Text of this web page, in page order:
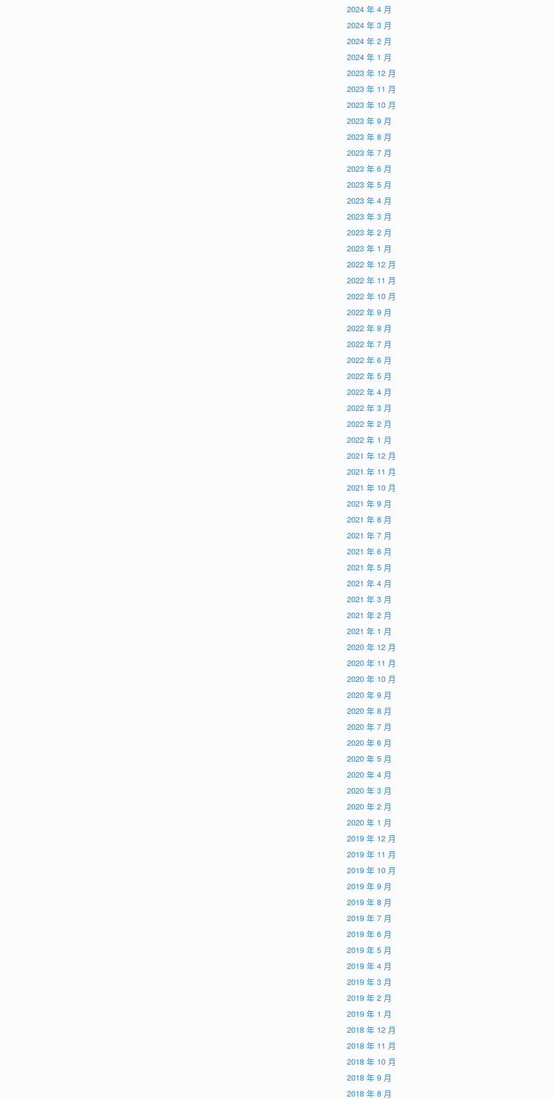
2024 年 4 月
2024 年 3 月
2024 年 2 月
2024 年 1 月
2023 年 12 月
2023 年 11 月
2023 年 10 月
2023 年 9 月
2023 年 8 月
2023 年 7 月
2023 年 6 月
2023 年 5 月
2023 年 4 月
2023 年 3 月
2023 年 2 月
2023 年 1 月
2022 年 12 月
2022 年 11 月
2022 年 10 月
2022 年 9 月
2022 年 8 月
2022 年 7 月
2022 年 6 月
2022 年 5 月
2022 年 4 月
2022 年 3 月
2022 年 2 月
2022 年 1 月
2021 年 12 月
2021 年 11 月
2021 年 10 月
2021 年 9 月
2021 年 8 月
2021 年 7 月
2021 年 6 月
2021 年 5 月
2021 年 4 月
2021 年 3 月
2021 年 2 月
2021 年 1 月
2020 年 12 月
2020 年 11 月
2020 年 10 月
2020 年 9 月
2020 年 8 月
2020 年 7 月
2020 年 6 月
2020 年 5 月
2020 年 4 月
2020 年 3 月
2020 年 2 月
2020 年 1 月
2019 年 12 月
2019 年 11 月
2019 年 10 月
2019 年 9 月
2019 年 8 月
2019 年 7 月
2019 年 6 月
2019 年 5 月
2019 年 4 月
2019 年 3 月
2019 年 2 月
2019 年 1 月
2018 年 12 月
2018 年 11 月
2018 年 10 月
2018 年 9 月
2018 年 8 月